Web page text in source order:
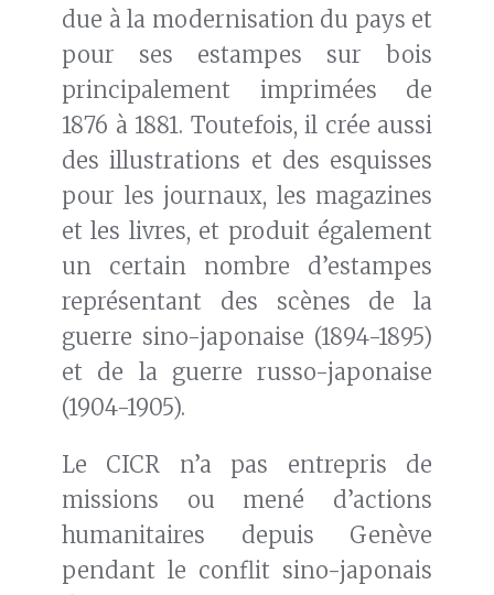
due à la modernisation du pays et
pour ses estampes sur bois
principalement imprimées de
1876 à 1881. Toutefois, il crée aussi
des illustrations et des esquisses
pour les journaux, les magazines
et les livres, et produit également
un certain nombre d’estampes
représentant des scènes de la
guerre sino-japonaise (1894-1895)
et de la guerre russo-japonaise
(1904-1905).
Le CICR n’a pas entrepris de
missions ou mené d’actions
humanitaires depuis Genève
pendant le conflit sino-japonais